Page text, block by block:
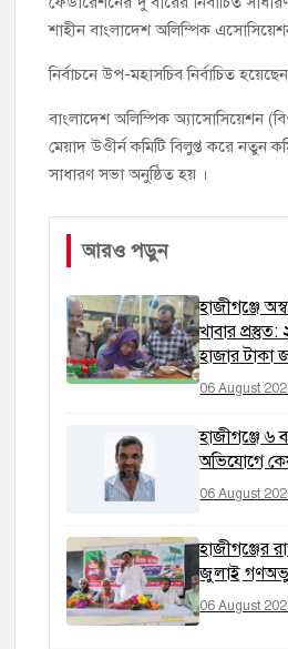
শাহীন বাংলাদেশ অলিম্পিক
নির্বাচনে উপ-মহাসচিব নির্বাচিত
বাংলাদেশ অলিম্পিক অ্যাসোসিয়েশন
মেয়াদ উওীর্ন কমিটি বিলুপ্ত করে নতুন
সাধারণ সভা অনুষ্ঠিত হয় ।
আরও পড়ুন
হাজীগঞ্জে
খাবার
হাজার টাকা
06 August
হাজীগঞ্জে ৬
অভিযোগে
06 August
হাজীগঞ্জের
জুলাই
06 August